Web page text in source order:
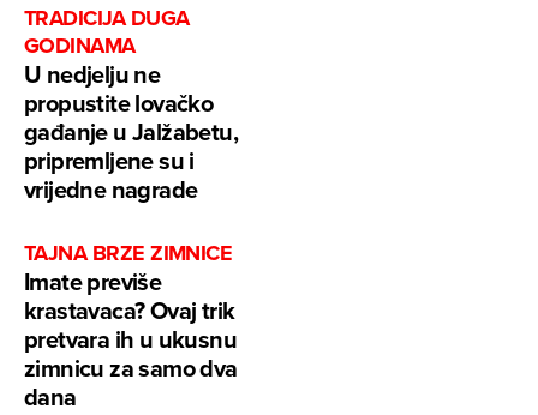
TRADICIJA DUGA
GODINAMA
U nedjelju ne
propustite lovačko
gađanje u Jalžabetu,
pripremljene su i
vrijedne nagrade
TAJNA BRZE ZIMNICE
Imate previše
krastavaca? Ovaj trik
pretvara ih u ukusnu
zimnicu za samo dva
dana